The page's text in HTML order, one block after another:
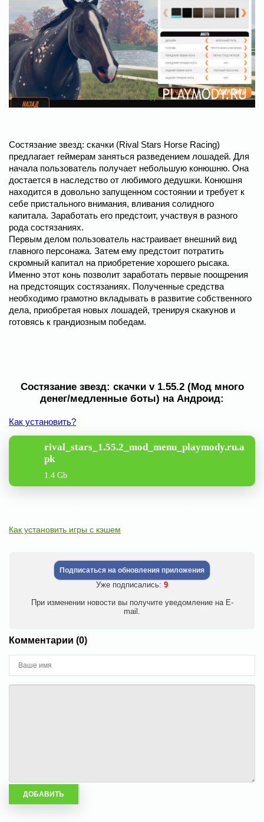
Состязание звезд: скачки (Rival Stars Horse Racing)
предлагает геймерам заняться разведением лошадей. Для
начала пользователь получает небольшую конюшню. Она
достается в наследство от любимого дедушки. Конюшня
находится в довольно запущенном состоянии и требует к
себе пристального внимания, вливания солидного
капитала. Заработать его предстоит, участвуя в разного
рода состязаниях.
Первым делом пользователь настраивает внешний вид
главного персонажа. Затем ему предстоит потратить
скромный капитал на приобретение хорошего рысака.
Именно этот конь позволит заработать первые поощрения
на предстоящих состязаниях. Полученные средства
необходимо грамотно вкладывать в развитие собственного
дела, приобретая новых лошадей, тренируя скакунов и
готовясь к грандиозным победам.
Состязание звезд: скачки v 1.55.2 (Мод много
денег/медленные боты) на Андроид:
Как установить?
rival_stars_1.55.2_mod_menu_playmody.ru.a
pk
1.4 Gb
Как установить игры с кэшем
Подписаться на обновления приложения
Уже подписались: 9
При изменении новости вы получите уведомление на E-
mail.
Комментарии (0)